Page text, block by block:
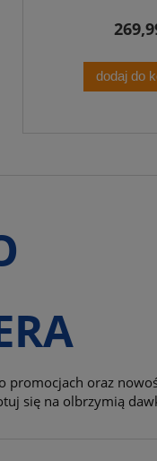
dodaj do
promocjach oraz
się na olbrzymią